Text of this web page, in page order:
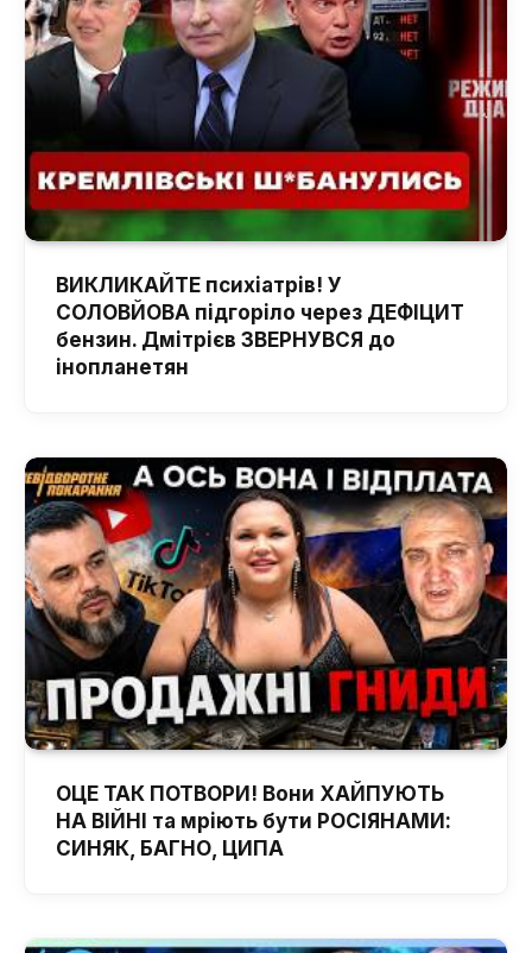
ВИКЛИКАЙТЕ психіатрів! У
СОЛОВЙОВА підгоріло через ДЕФІЦИТ
бензин. Дмітрієв ЗВЕРНУВСЯ до
інопланетян
ОЦЕ ТАК ПОТВОРИ! Вони ХАЙПУЮТЬ
НА ВІЙНІ та мріють бути РОСІЯНАМИ:
СИНЯК, БАГНО, ЦИПА